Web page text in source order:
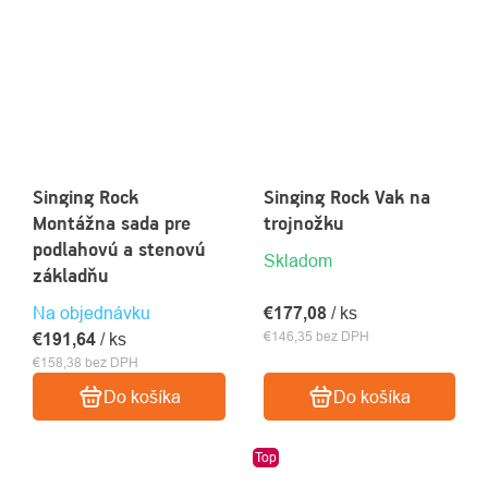
Singing Rock
Montážna sada pre
podlahovú a stenovú
základňu
Na objednávku
€158,38 bez DPH
€191,64 / ks
Do košíka
Singing Rock Vak na
trojnožku
Skladom
€146,35 bez DPH
€177,08 / ks
Do košíka
Top